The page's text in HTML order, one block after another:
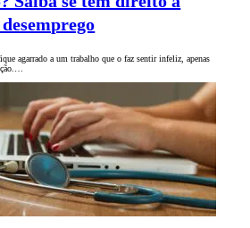
agarrado a um trabalho que o faz sentir infeliz, apenas